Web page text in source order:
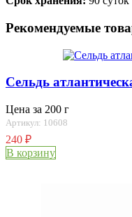
Рекомендуемые
Сельдь
Цена за 200 г
Артикул: 10608
240 ₽
В корзину